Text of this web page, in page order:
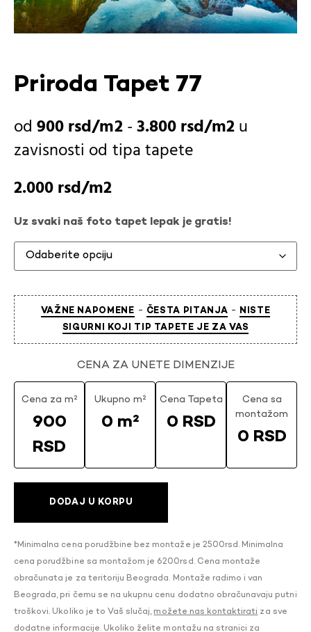
Priroda Tapet 77
900rsd -3.800rsd
u
zavisnosti od tipa tapete
2.000rsd
Uz svaki naš foto tapet lepak je gratis!
VAŽNE NAPOMENE - ČESTA PITANJA - NISTE
SIGURNI KOJI TIP TAPETE JE ZA VAS
CENA ZA UNETE DIMENZIJE
Cena za m²
900
RSD
Ukupno m²
0 m²
Cena Tapeta
0 RSD
Cena sa
montažom
0 RSD
DODAJ U KORPU
*Minimalna cena porudžbine bez montaže je 2500rsd. Minimalna
cena porudžbine sa montažom je 6200rsd. Cena montaže
obračunata je za teritoriju Beograda. Montaže radimo i van
Beograda, pri čemu se na ukupnu cenu dodatno obračunavaju putni
troškovi. Ukoliko je to Vaš slučaj, možete nas kontaktirati za sve
dodatne informacije. Ukoliko želite montažu na stranici za